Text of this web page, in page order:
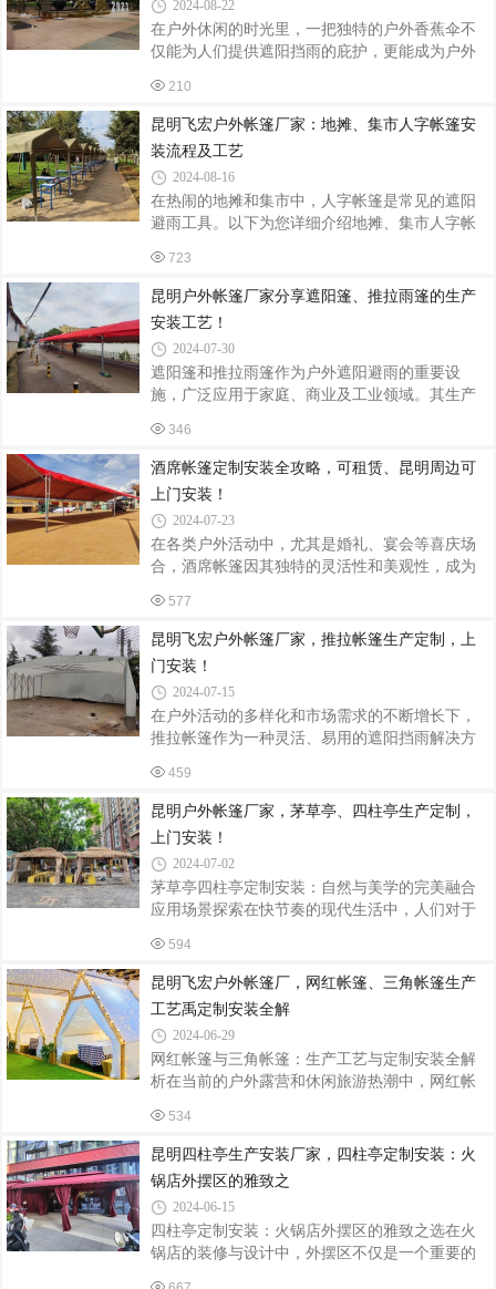
同的材质、颜色和尺寸，以确保四柱亭与庭院的
整体环境完美融合。材质方面，常见的有铝合
金、不锈钢和木质等。铝合金材质轻便耐用，不
易生锈；不锈钢材质坚固可靠，具有较高的强
2024-08-22
在户外休闲的时光里，一把独特的户外香蕉伞不
仅能为人们提供遮阳挡雨的庇护，更能成为户外
伞，则可以根据个人需求和场地特点，打造出专
属的户外舒适角落。一、定制的魅力个性化设计
户外香蕉伞的定制首先体现在设计上。可以根据
自己的喜好选择伞的颜色、图案和材质。无论是
简约现代的纯色设计，还是充满艺术感的印花图
案，都能为户外空间注入独特的个性魅力。同
时，还可以根据场地的风格和氛围进行定制，使
香蕉伞与周围环境完美融合。尺寸合适不同的户
210
昆明飞宏户外帐篷厂家：地摊、集市人字帐篷安
装流程及工艺
2024-08-16
在热闹的地摊和集市中，人字帐篷是常见的遮阳
避雨工具。以下为您详细介绍地摊、集市人字帐
选择一个合适的安装位置，要确保地面平整、无
障碍物，并且有足够的空间展开帐篷。检查帐篷
及其配件是否齐全，有无损坏。同时，准备好安
装所需的工具，如锤子、绳子等。二、展开帐篷
将帐篷从包装中取出，平铺在选定的位置上。注
意帐篷的前后方向，确保门的位置符合您的需
求。三、组装支架取出帐篷的支架部件，一般包
括两根主支架和若干横杆。将主支架的一端插入
723
昆明户外帐篷厂家分享遮阳篷、推拉雨篷的生产
安装工艺！
2024-07-30
遮阳篷和推拉雨篷作为户外遮阳避雨的重要设
施，广泛应用于家庭、商业及工业领域。其生产
作到现场安装，每一步都需严格把控，以确保产
品的质量和使用的安全性。一、材料选择与加工
制作1. 材料选择遮阳篷和推拉雨篷的主要材料包
括铝合金、钢、PVC等。铝合金因其强度高、耐
腐蚀、不生锈且重量轻，成为常见的骨架材料；
钢则因其经久耐用、抗风能力强，适用于工业领
域；而PVC作为柔性材料，通常用于制作篷布，
具有耐磨、防水、耐高低温及显著的遮阳性能。2.
346
酒席帐篷定制安装全攻略，可租赁、昆明周边可
上门安装！
2024-07-23
在各类户外活动中，尤其是婚礼、宴会等喜庆场
合，酒席帐篷因其独特的灵活性和美观性，成为
的定制与安装过程，帮助您轻松打造一场难忘的
户外盛宴。一、酒席帐篷的定制1. 确定需求与规
格在定制酒席帐篷之前，首先需要明确您的具体
需求，包括使用场合、预计容纳人数、所需功能
（如遮阳、防雨、保暖等）以及预算等。这些因
素将直接影响帐篷的规格、材质和设计风格。2.
选择合适的材质酒席帐篷的材质多种多样，常见
的有PVC、牛津布、铝合金框架等。PVC材质防水
577
昆明飞宏户外帐篷厂家，推拉帐篷生产定制，上
门安装！
2024-07-15
在户外活动的多样化和市场需求的不断增长下，
推拉帐篷作为一种灵活、易用的遮阳挡雨解决方
篷的生产流程与安装步骤，展现其便捷性与耐用
性的完美结合。一、推拉帐篷的生产流程1. 材料
选择与采购推拉帐篷的生产始于高质量材料的选
择。支架通常采用镀锌圆管等优质管材，以确保
其抗风压能力和稳定性。篷布则多选用PVC布
料，因其具有优异的防水、防晒和耐用性能。此
外，根据客户需求，还可选用具有防紫外线功能
的特殊面料。2. 设计与裁剪在材料准备就绪后，
459
昆明户外帐篷厂家，茅草亭、四柱亭生产定制，
上门安装！
2024-07-02
茅草亭四柱亭定制安装：自然与美学的完美融合
应用场景探索在快节奏的现代生活中，人们对于
一种集自然韵味、文化底蕴与实用功能于一体的
建筑形式，正逐渐成为各类景观设计中不可或缺
的元素。特别是四柱亭，以其稳固的结构、开阔
的视野和灵活多变的定制能力，在众多应用场景
中展现出独特的魅力。本文将深入探讨茅草亭四
柱亭的定制安装及其多样化的应用场景。一、园
林景观中的点睛之笔在公园、别墅花园、度假村
等园林景观中，茅草亭四柱亭不仅是休憩观景的
594
昆明飞宏户外帐篷厂，网红帐篷、三角帐篷生产
工艺禹定制安装全解
2024-06-29
网红帐篷与三角帐篷：生产工艺与定制安装全解
析在当前的户外露营和休闲旅游热潮中，网红帐
泛的关注和喜爱。跟着飞宏帐篷厂小编来看看网
红三角帐篷的生产工艺和定制安装流程，带您领
略其背后的精湛技艺和细致服务。一、生产工艺
材料选择网红帐篷和三角帐篷的篷布材料多采用
高密度的防雨帆布，这种材料不仅具有出色的防
水性能，还具备良好的耐磨性和耐用性。支架则
通常选用铝合金或钢质材料，确保帐篷的稳固性
和抗风能力。裁剪与缝制在确定了材料后，下一
534
昆明四柱亭生产安装厂家，四柱亭定制安装：火
锅店外摆区的雅致之
2024-06-15
四柱亭定制安装：火锅店外摆区的雅致之选在火
锅店的装修与设计中，外摆区不仅是一个重要的